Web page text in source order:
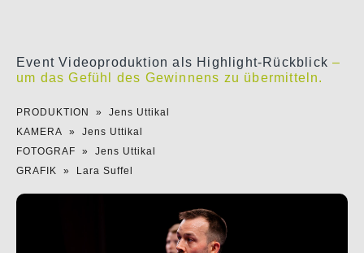
Event Videoproduktion als Highlight-Rückblick–
um das Gefühl des Gewinnens zu übermitteln.
PRODUKTION » Jens Uttikal
KAMERA » Jens Uttikal
FOTOGRAF » Jens Uttikal
GRAFIK » Lara Suffel